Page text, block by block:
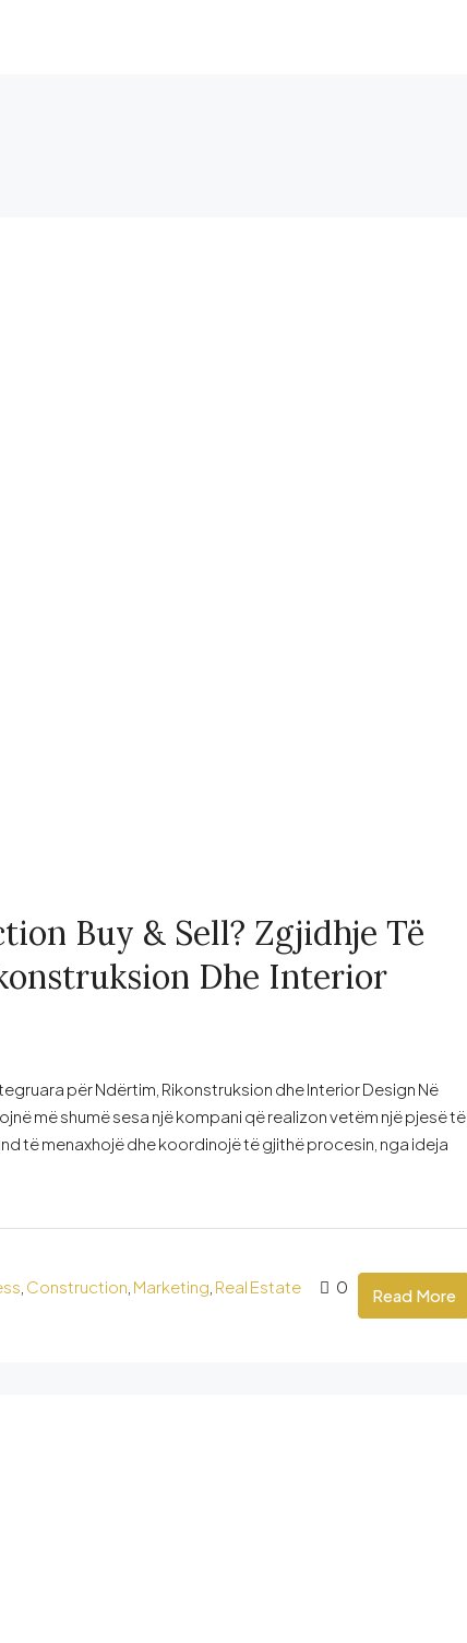
Buy & Sell? Zgjidhje Të
Dhe Interior
për Ndërtim, Rikonstruksion dhe Interior Design Në
më shumë sesa një kompani që realizon vetëm një pjesë të
të menaxhojë dhe koordinojë të gjithë procesin, nga ideja
Construction Marketing Real Estate 0 Read More